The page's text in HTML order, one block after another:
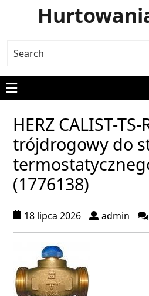
HERZ CALIST-
trójdrogowy do
(1776138)
18 lipca 2026 admin